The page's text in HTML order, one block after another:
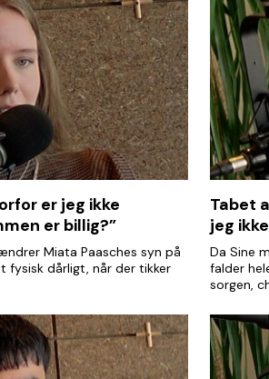
er jeg ikke
er billig?”
Miata Paasches syn på
fysisk dårligt, når der tikker
Tabet
jeg
Da Sine
falder
sorgen,